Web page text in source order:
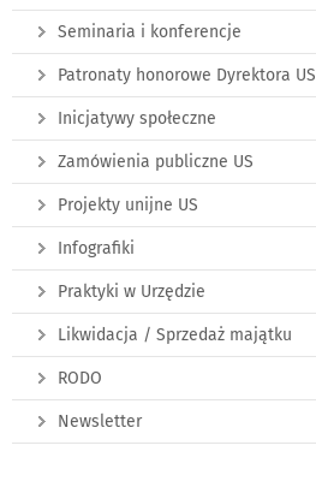
Seminaria i konferencje
Patronaty honorowe Dyrektora US
Inicjatywy społeczne
Zamówienia publiczne US
Projekty unijne US
Infografiki
Praktyki w Urzędzie
Likwidacja / Sprzedaż majątku
RODO
Newsletter